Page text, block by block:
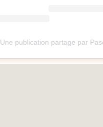
Une publication partage par